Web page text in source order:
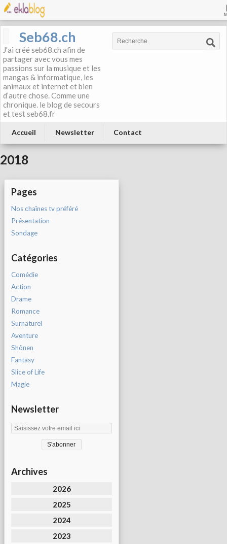
Seb68.ch
J'ai créé seb68.ch afin de
partager avec vous mes
passions sur la musique et les
mangas & informatique, les
animaux et internet et bien
d’autre chose. Comme une
chronique. le blog de secours
et test seb68.fr
Accueil Newsletter Contact
2018
Pages
Nos chaînes tv préféré
Présentation
Sondage
Catégories
Comédie
Action
Drame
Romance
Surnaturel
Aventure
Shônen
Fantasy
Slice of Life
Magie
Newsletter
Archives
2026
2025
2024
2023